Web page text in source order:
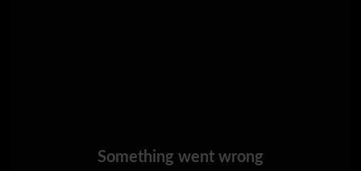
Something went wrong